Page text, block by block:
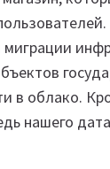
в облако.
нашего